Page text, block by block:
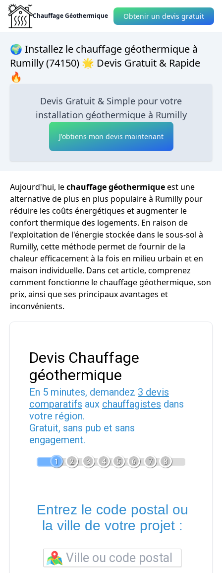
Chauffage Géothermique Obtenir un devis gratuit
🌍 Installez le chauffage géothermique à
Rumilly (74150) 🌟 Devis Gratuit & Rapide
🔥
Devis Gratuit & Simple pour votre
installation géothermique à Rumilly
J'obtiens mon devis maintenant
Aujourd'hui, lechauffage géothermiqueest une
alternative de plus en plus populaire à Rumilly pour
réduire les coûts énergétiques et augmenter le
confort thermique des logements. En raison de
l'exploitation de l'énergie stockée dans le sous-sol à
Rumilly, cette méthode permet de fournir de la
chaleur efficacement à la fois en milieu urbain et en
maison individuelle. Dans cet article, comprenez
comment fonctionne le chauffage géothermique, son
prix, ainsi que ses principaux avantages et
inconvénients.
Devis Chauffage
géothermique
En 5 minutes, demandez 3 devis
comparatifs aux chauffagistes dans
votre région.
Gratuit, sans pub et sans
engagement.
1 2 3 4 5 6 7 8
Entrez le code postal ou
la ville de votre projet :